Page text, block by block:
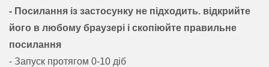
- Посилання із застосунку не підходить. відкрийте
його в любому браузері і скопіюйте правильне
посилання
- Запуск протягом 0-10 діб